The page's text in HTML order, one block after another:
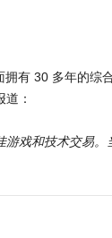
有 30 多年的综
：
戏和技术交易